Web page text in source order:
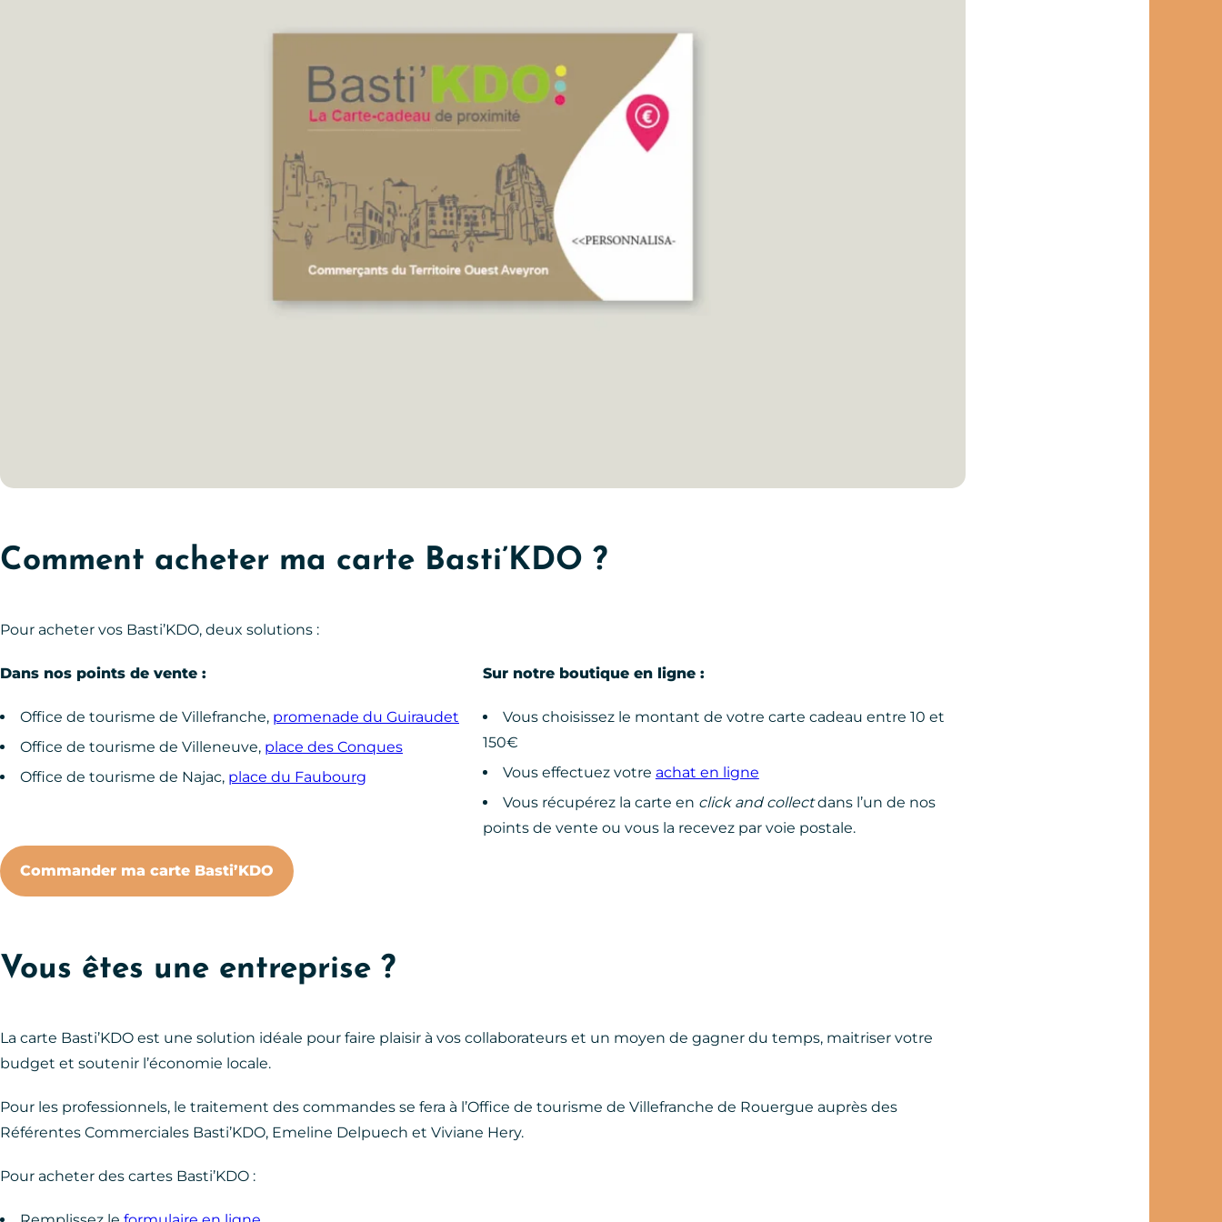
Comment acheter ma carte Basti’KDO ?
Pour acheter vos Basti’KDO, deux solutions :
Dans nos points de vente :
Office de tourisme de Villefranche, promenade du Guiraudet
Office de tourisme de Villeneuve, place des Conques
Office de tourisme de Najac, place du Faubourg
Sur notre boutique en ligne :
Vous choisissez le montant de votre carte cadeau entre 10 et
150€
Vous effectuez votre achat en ligne
Vous récupérez la carte en click and collectdans l’un de nos
points de vente ou vous la recevez par voie postale.
Commander ma carte Basti’KDO
Vous êtes une entreprise ?
La carte Basti’KDO est une solution idéale pour faire plaisir à vos collaborateurs et un moyen de gagner du temps, maitriser votre
budget et soutenir l’économie locale.
Pour les professionnels, le traitement des commandes se fera à l’Office de tourisme de Villefranche de Rouergue auprès des
Référentes Commerciales Basti’KDO, Emeline Delpuech et Viviane Hery.
Pour acheter des cartes Basti’KDO :